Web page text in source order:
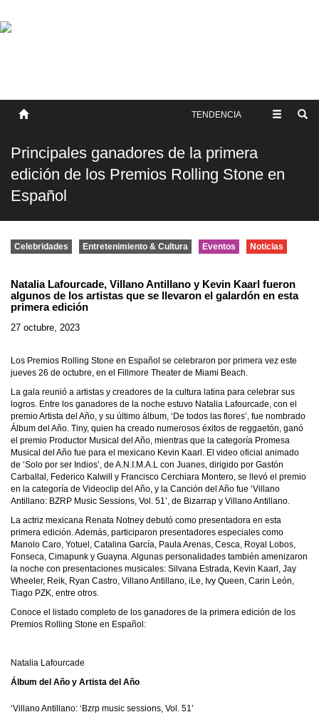
SOBRE NOSOTROS
TENDENCIA
Principales ganadores de la primera
edición de los Premios Rolling Stone en
Español
Celebridades Entretenimiento & Cultura Eventos Noticias
Natalia Lafourcade, Villano Antillano y Kevin Kaarl fueron
algunos de los artistas que se llevaron el galardón en esta
primera edición
27 octubre, 2023
Los Premios Rolling Stone en Español se celebraron por primera vez este
jueves 26 de octubre, en el Fillmore Theater de Miami Beach.
La gala reunió a artistas y creadores de la cultura latina para celebrar sus
logros. Entre los ganadores de la noche estuvo Natalia Lafourcade, con el
premio Artista del Año, y su último álbum, ‘De todos las flores’, fue nombrado
Álbum del Año. Tiny, quien ha creado numerosos éxitos de reggaetón, ganó
el premio Productor Musical del Año, mientras que la categoría Promesa
Musical del Año fue para el mexicano Kevin Kaarl. El video oficial animado
de ‘Solo por ser Indios’, de A.N.I.M.A.L con Juanes, dirigido por Gastón
Carballal, Federico Kalwill y Francisco Cerchiara Montero, se llevó el premio
en la categoría de Videoclip del Año, y la Canción del Año fue ‘Villano
Antillano: BZRP Music Sessions, Vol. 51’, de Bizarrap y Villano Antillano.
La actriz mexicana Renata Notney debutó como presentadora en esta
primera edición. Además, participaron presentadores especiales como
Manolo Caro, Yotuel, Catalina García, Paula Arenas, Cesca, Royal Lobos,
Fonseca, Cimapunk y Guayna. Algunas personalidades también amenizaron
la noche con presentaciones musicales: Silvana Estrada, Kevin Kaarl, Jay
Wheeler, Reik, Ryan Castro, Villano Antillano, iLe, Ivy Queen, Carin León,
Tiago PZK, entre otros.
Conoce el listado completo de los ganadores de la primera edición de los
Premios Rolling Stone en Español:
Natalia Lafourcade
Álbum del Año y Artista del Año
‘Villano Antillano: ‘Bzrp music sessions, Vol. 51’